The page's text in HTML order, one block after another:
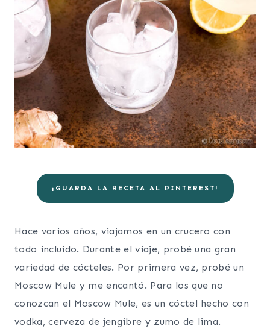
¡GUARDA LA RECETA AL PINTEREST!
Hace varios años, viajamos en un crucero con
todo incluido. Durante el viaje, probé una gran
variedad de cócteles. Por primera vez, probé un
Moscow Mule y me encantó. Para los que no
conozcan el Moscow Mule, es un cóctel hecho con
vodka, cerveza de jengibre y zumo de lima.